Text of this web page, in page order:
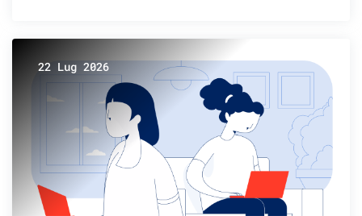
22 Lug 2026